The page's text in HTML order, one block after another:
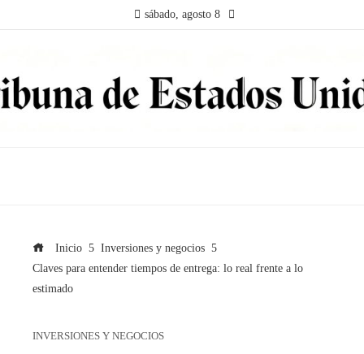
sábado, agosto 8
Inicio
Inversiones y negocios
Claves para entender tiempos de entrega: lo real frente a lo
estimado
INVERSIONES Y NEGOCIOS